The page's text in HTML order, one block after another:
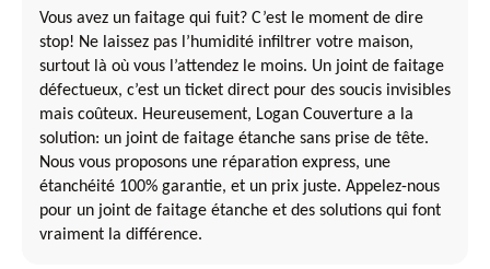
Vous avez un faitage qui fuit? C’est le moment de dire
stop! Ne laissez pas l’humidité infiltrer votre maison,
surtout là où vous l’attendez le moins. Un joint de faitage
défectueux, c’est un ticket direct pour des soucis invisibles
mais coûteux. Heureusement, Logan Couverture a la
solution: un joint de faitage étanche sans prise de tête.
Nous vous proposons une réparation express, une
étanchéité 100% garantie, et un prix juste. Appelez-nous
pour un joint de faitage étanche et des solutions qui font
vraiment la différence.